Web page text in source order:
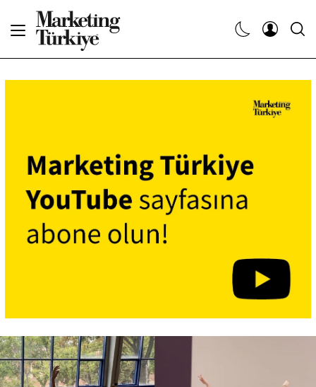
Dergiler
Etkinlikler
Araştırma